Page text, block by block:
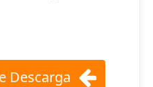
Descarga